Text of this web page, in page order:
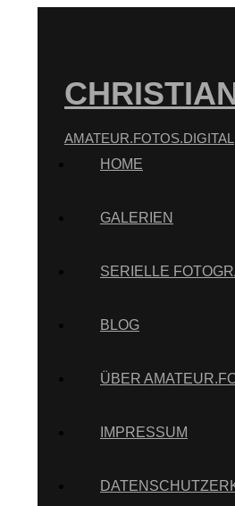
AMATEUR.FOTOS.DIGITAL
HOME
GALERIEN
SERIELLE
BLOG
ÜBER
IMPRESSUM